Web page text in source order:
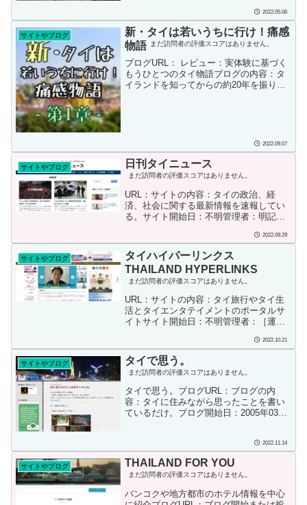
内容：「タイまで5,750,000歩」は、主に
タイに関する雑多な情報を発信するブロ
グとなっています。 ブログは2006年より
スタートしています。2016年12月以前の
記事は別ブログを、また2012年5月以前
の記事は、楽天ブログをご覧ください。
なお、「Hand&Heart」は、ブログの管理
人JiMNYが番頭を務めるタイの手織り生
2022.05.06
サイトやブログ
新・タイは若いうちに行け！痛感
物語
まだ訪問者の評価スコアはありません。
ブログURL： レビュー：実体験に基づく
もうひとつのタイ物語ブログの内容：タ
イランドを知ってからの約20年を振り返
★ハンドルネーム「俺」 よろしくお願い
します🤩🇹🇭🇯🇵投稿者のSNS情報：
Twitter
2022.09.07
サイトやブログ 日刊タイニュース
まだ訪問者の評価スコアはありません。
URL：サイトの内容：タイの政治、経
済、社会に関する最新情報を速報してい
る。サイト開始日：不明管理者：明記さ
2022.09.29
サイトやブログ
タイハイパーリンクス
THAILAND HYPERLINKS
まだ訪問者の評価スコアはありません。
URL：サイトの内容：タイ旅行やタイ生
活とタイエンタテイメントのポータルサ
イトサイト開始日：不明管理者：［運
［所在地］30 Soi Sukhumvit 61, Khlong
Tan Nuea, Watthana, Bangkok 10110［連
絡先］タイランドハイパーリンクス編集
部info@thaich.net管理者のSNS情報：
2022.10.21
サイトやブログ タイで思う。
まだ訪問者の評価スコアはありません。
タイで思う。ブログURL：ブログの内
容：タイに住みながら思ったことを書い
ているだけ。ブログ開始日：2005年03月
つ (8) 日本のニュースから。 (691)
Bangkok Postより (51) 車ネタ (736)
YouTubeより (102)日本のテレビ (14) 今
日の一言 (43) ふと思い出したこと (6) ま
あ、ぐちですか。 (24)カメラ、写真の話
題 (75) 在タイ日本国大使館 (1052) 朝...
2022.11.14
サイトやブログ THAILAND FOR YOU
まだ訪問者の評価スコアはありません。
バンコクや地方都市のホテル情報を中心